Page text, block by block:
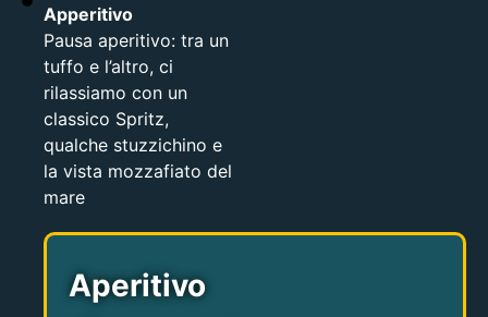
Apperitivo
Pausa aperitivo: tra un
tuffo e l’altro, ci
rilassiamo con un
classico Spritz,
qualche stuzzichino e
la vista mozzafiato del
mare
Aperitivo